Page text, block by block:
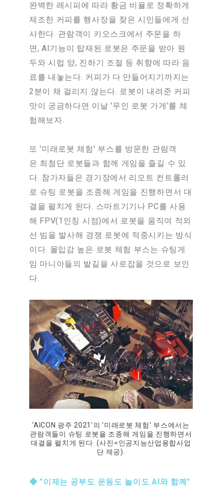
완벽한 레시피에 따라 황금 비율로 정확하게
제조한 커피를 행사장을 찾은 시민들에게 선
사한다. 관람객이 키오스크에서 주문을 하
면, AI기능이 탑재된 로봇은 주문을 받아 원
두와 시럽 양, 진하기 조절 등 취향에 따라 음
료를 내놓는다. 커피가 다 만들어지기까지는
2분이 채 걸리지 않는다. 로봇이 내려준 커피
맛이 궁금하다면 이날 '무인 로봇 가게'를 체
험해보자.
또 '미래로봇 체험' 부스를 방문한 관람객
은 최첨단 로봇들과 함께 게임을 즐길 수 있
다. 참가자들은 경기장에서 리모트 컨트롤러
로 슈팅 로봇을 조종해 게임을 진행하면서 대
결을 펼치게 된다. 스마트기기나 PC를 사용
해 FPV(1인칭 시점)에서 로봇을 움직여 적외
선 빔을 발사해 경쟁 로봇에 적중시키는 방식
이다. 몰입감 높은 로봇 체험 부스는 슈팅게
임 마니아들의 발길을 사로잡을 것으로 보인
다.
'AICON 광주 2021'의 '미래로봇 체험' 부스에서는
관람객들이 슈팅 로봇을 조종해 게임을 진행하면서
대결을 펼치게 된다. (사진=인공지능산업융합사업
단 제공).
◆ "이제는 공부도 운동도 놀이도 AI와 함께"